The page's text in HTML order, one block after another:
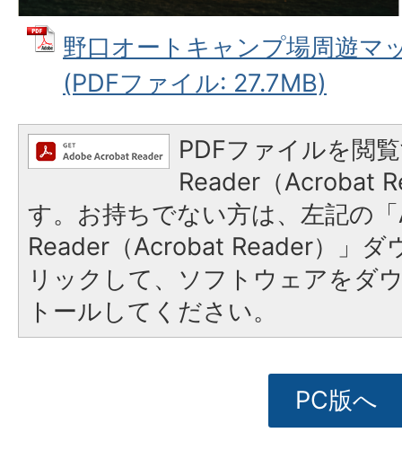
野口オートキャンプ場周遊マ
(PDFファイル: 27.7MB)
PDFファイルを閲
Reader（Acrobat
す。お持ちでない方は、左記の
Reader（Acrobat Reader）」ダ
リックして、ソフトウェアをダ
トールしてください。
PC版へ